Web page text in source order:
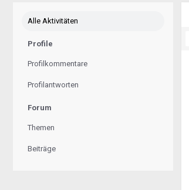
Alle Aktivitäten
Profile
Profilkommentare
Profilantworten
Forum
Themen
Beiträge